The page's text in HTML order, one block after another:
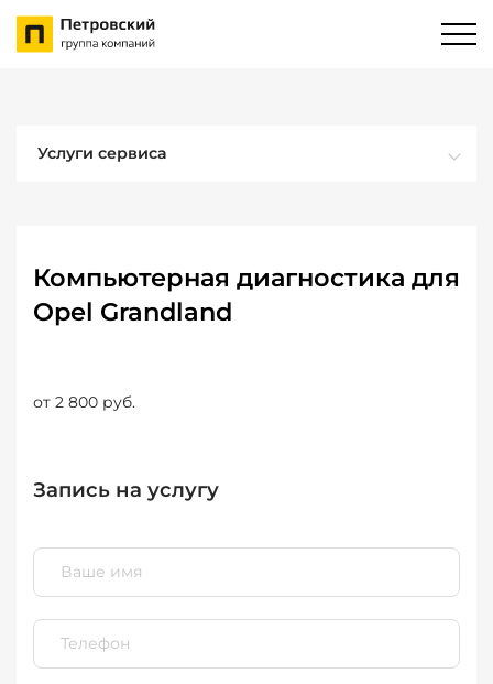
Услуги сервиса
Компьютерная диагностика для
Opel Grandland
от 2 800 руб.
Запись на услугу